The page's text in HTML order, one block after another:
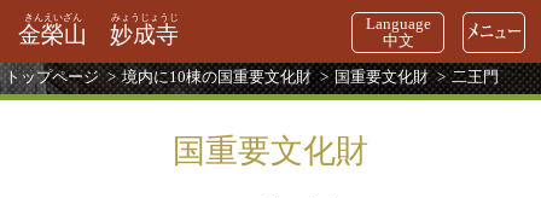
金榮山
きんえいざん
妙成寺
みょうじょうじ
Language
中文
トップページ 境内に10棟の国重要文化財 国重要文化財 二王門
国重要文化財